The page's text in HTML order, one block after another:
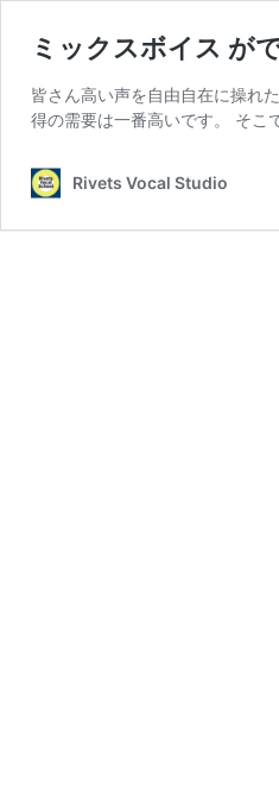
ミックスボイス が
皆さん高い声を自由自在に操れ
得の需要は一番高いです。 そ
Rivets Vocal Studio